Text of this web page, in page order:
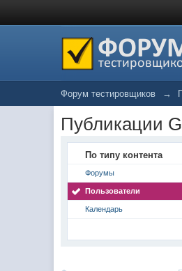
Форум тестировщиков →
Публикации
По типу контента
Форумы
Пользователи
Календарь